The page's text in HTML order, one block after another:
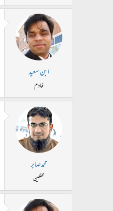
ابن سعید
خادم
محمدصابر
محفلین